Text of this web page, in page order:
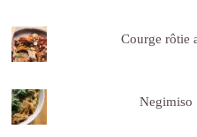
Courge rôtie
Negimiso